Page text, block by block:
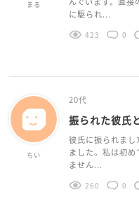
まる
に駆られ...
423 0
ちい
20代
振られた彼氏
彼氏に振られま
ました。私は初
ません...
260 0